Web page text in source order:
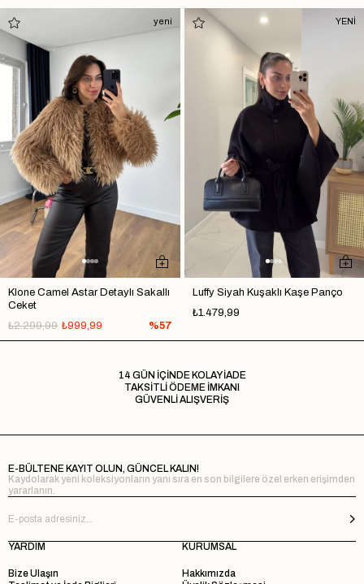
Klone Camel Astar Detaylı Sakallı
Ceket
₺999,99
₺2.299,99 %57
yeni
Luffy Siyah Kuşaklı Kaşe Panço
₺1.479,99
YENİ
14 GÜN İÇİNDE KOLAY İADE
TAKSİTLİ ÖDEME İMKANI
GÜVENLİ ALIŞVERİŞ
E-BÜLTENE KAYIT OLUN, GÜNCEL KALIN!
Kaydolarak yeni koleksiyonların yanı sıra en son bilgilere özel erken erişimden
yararlanın.
YARDIM
Bize Ulaşın
KURUMSAL
Hakkımızda